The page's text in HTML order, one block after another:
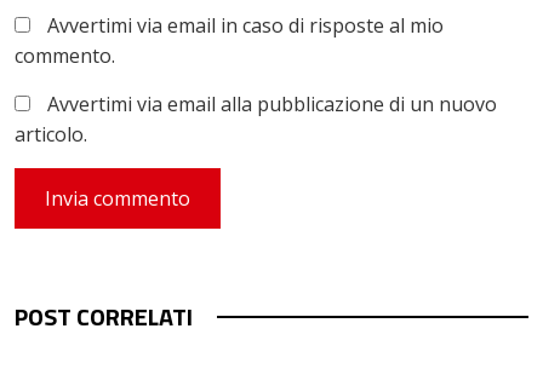
Avvertimi via email in caso di risposte al mio
commento.
Avvertimi via email alla pubblicazione di un nuovo
articolo.
POST CORRELATI